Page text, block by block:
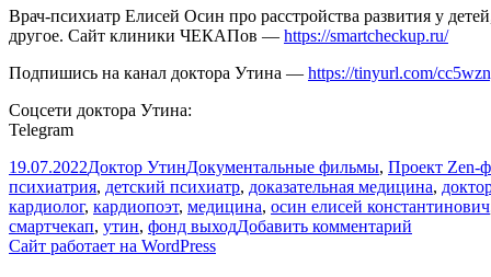
Врач-психиатр Елисей Осин про расстройства развития у
другое. Сайт клиники ЧЕКАПов — https://smartcheckup.ru/
Подпишись на канал доктора Утина — https://tinyurl.com/
Соцсети доктора Утина:
Telegram
Опубликовано
19.07.2022Автор
Доктор УтинРубрики
Документальные фильмы, Проект Zen-
психиатрия, детский психиатр, доказательная медицина,
кардиолог, кардиопоэт, медицина, осин елисей константинович
смартчекап, утин, фонд выходДобавить комментарий
Сайт работает на WordPress